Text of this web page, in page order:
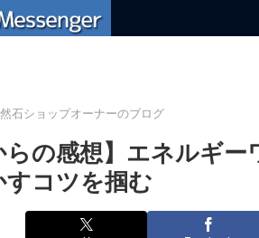
石ショップオーナーのブログ
らの感想】エネルギ
すコツを掴む